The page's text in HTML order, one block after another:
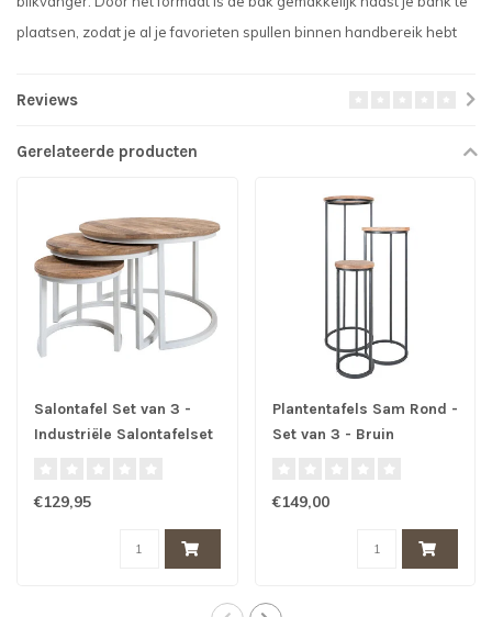
plaatsen, zodat je al je favorieten spullen binnen handbereik hebt
Reviews
Gerelateerde producten
Salontafel Set van 3 -
Industriële Salontafelset
€129,95
Plantentafels Sam Rond -
Set van 3 - Bruin
€149,00